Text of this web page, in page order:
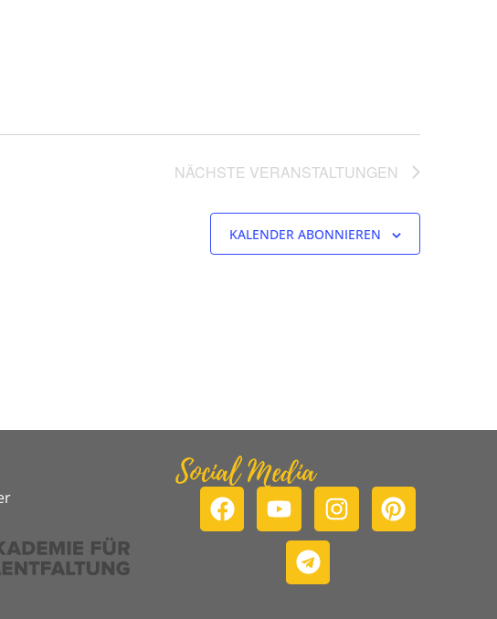
NÄCHSTE VERANSTALTUNGEN
KALENDER ABONNIEREN
Social Media